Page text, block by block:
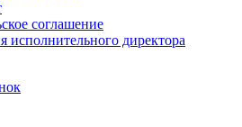
соглашение
исполнительного директора